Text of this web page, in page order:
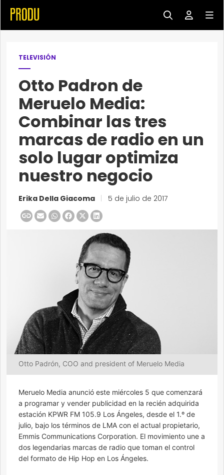
TELEVISIÓN
Otto Padron de
Meruelo Media:
Combinar las tres
marcas de radio en un
solo lugar optimiza
nuestro negocio
Erika Della Giacoma 5 de julio de 2017
Otto Padrón, COO and president of Meruelo Media
Meruelo Media anunció este miércoles 5 que comenzará
a programar y vender publicidad en la recién adquirida
estación KPWR FM 105.9 Los Ángeles, desde el 1.º de
julio, bajo los términos de LMA con el actual propietario,
Emmis Communications Corporation. El movimiento une a
dos legendarias marcas de radio que toman el control
del formato de Hip Hop en Los Ángeles.